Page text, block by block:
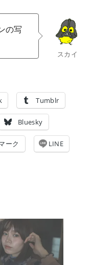
スカイ
の写
Tumblr
Bluesky
ーク LINE